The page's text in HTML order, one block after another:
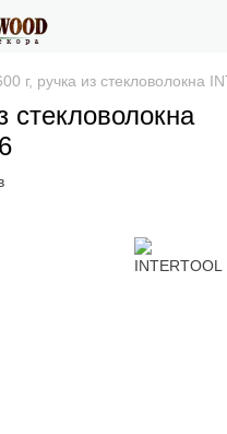
г, ручка из стекловолокна
стекловолокна